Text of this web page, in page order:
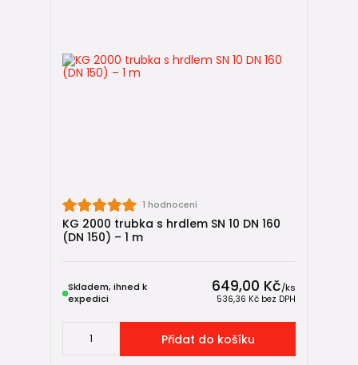
1 hodnocení
KG 2000 trubka s hrdlem SN 10 DN 160
(DN 150) – 1 m
649,00 Kč/ks
536,36 Kč bez DPH
Skladem, ihned k
expedici
Přidat do košíku